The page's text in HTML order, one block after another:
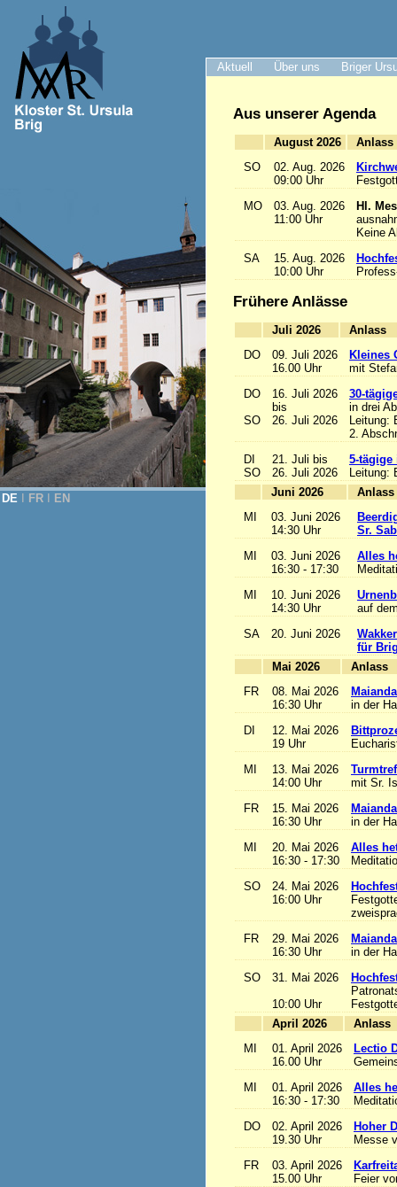
Aktuell Über uns Briger
DE FR EN
Aus unserer Agenda
August 2026
SO
02. Aug. 2026
09:00 Uhr
MO
03. Aug. 2026
11:00 Uhr
Hl.
Keine
SA
15. Aug. 2026
10:00 Uhr
Frühere Anlässe
Juli 2026
DO
09. Juli 2026
16.00 Uhr
Kleines
mit
DO
SO
16. Juli 2026
bis
26. Juli 2026
30-
in drei
Leitung:
2.
DI
SO
21. Juli bis
26. Juli 2026
5-
Leitung:
Juni 2026
MI
03. Juni 2026
14:30 Uhr
Sr.
MI
03. Juni 2026
16:30 - 17:30
Alles
MI
10. Juni 2026
14:30 Uhr
auf
SA
20. Juni 2026
für
Mai 2026
FR
08. Mai 2026
16:30 Uhr
in der
DI
12. Mai 2026
19 Uhr
MI
13. Mai 2026
14:00 Uhr
mit Sr.
FR
15. Mai 2026
16:30 Uhr
in der
MI
20. Mai 2026
16:30 - 17:30
Alles
SO
24. Mai 2026
16:00 Uhr
FR
29. Mai 2026
16:30 Uhr
in der
SO
31. Mai 2026
10:00 Uhr
April 2026
MI
01. April 2026
16.00 Uhr
Lectio
MI
01. April 2026
16:30 - 17:30
Alles
DO
02. April 2026
19.30 Uhr
Hoher
Messe
FR
03. April 2026
15.00 Uhr
Feier